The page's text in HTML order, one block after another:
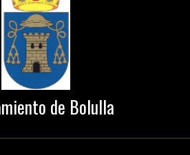
de Bolulla